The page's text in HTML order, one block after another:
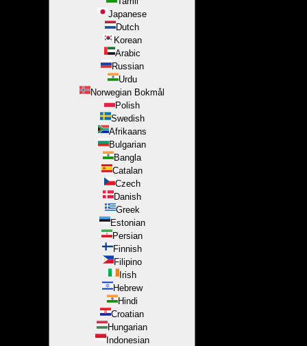
Japanese
Dutch
Korean
Arabic
Russian
Urdu
Norwegian Bokmål
Polish
Swedish
Afrikaans
Bulgarian
Bangla
Catalan
Czech
Danish
Greek
Estonian
Persian
Finnish
Filipino
Irish
Hebrew
Hindi
Croatian
Hungarian
Indonesian